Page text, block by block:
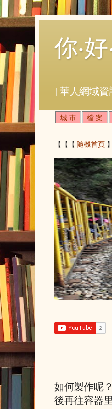
你‧好
| 華人網域
城 市 檔 案
【【【 隨機首頁
如何製作呢
後再往容器